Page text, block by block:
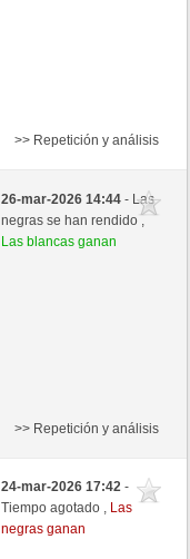
>> Repetición y análisis
26-mar-2026 14:44- Las
negras se han rendido ,
Las blancas ganan
>> Repetición y análisis
24-mar-2026 17:42-
Tiempo agotado , Las
negras ganan